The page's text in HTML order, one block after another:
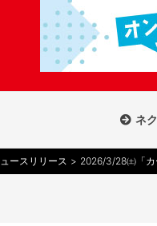
ネ
ースリリース 2026/3/28㈯「カ